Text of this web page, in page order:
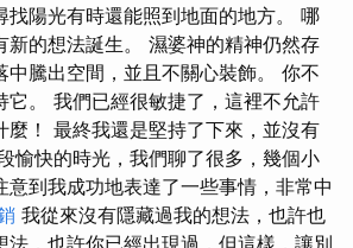
找陽光有時還能照到地面的地方。 哪
新的想法誕生。 濕婆神的精神仍然存
中騰出空間，並且不關心裝飾。 你不
它。 我們已經很敏捷了，這裡不允許
麼！ 最終我還是堅持了下來，並沒有
愉快的時光，我們聊了很多，幾個小
意到我成功地表達了一些事情，非常中
我從來沒有隱藏過我的想法，也許也
法，也許你已經出現過，但這樣，讓別